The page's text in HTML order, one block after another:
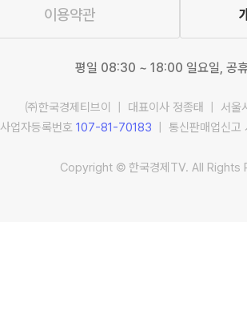
이용약관
평일 08:30 ~ 18:00 일요일, 공
㈜한국경제티브이 | 대표이사 정종태 | 서울
사업자등록번호 107-81-70183 | 통신판매업신
Copyright © 한국경제TV. All Rights